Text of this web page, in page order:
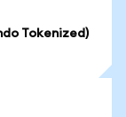
Tokenized)